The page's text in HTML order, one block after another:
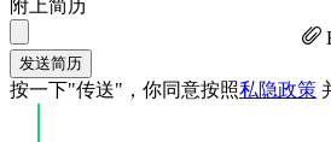
附上简历
发送简历
按一下"传送"，你同意按照私隐政策